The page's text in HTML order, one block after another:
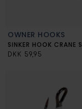
OWNER HOOKS
SINKER HOOK CRANE
DKK 59,95